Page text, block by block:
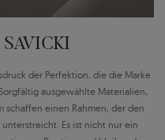
der Perfektion, die die Marke
ausgewählte Materialien,
schaffen einen Rahmen, der den
Es ist nicht nur ein